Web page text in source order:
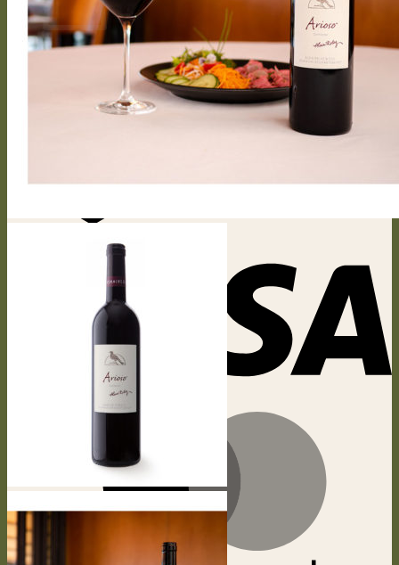
Es befinden sich keine Produkte im Warenkorb.
Zurück zum Shop